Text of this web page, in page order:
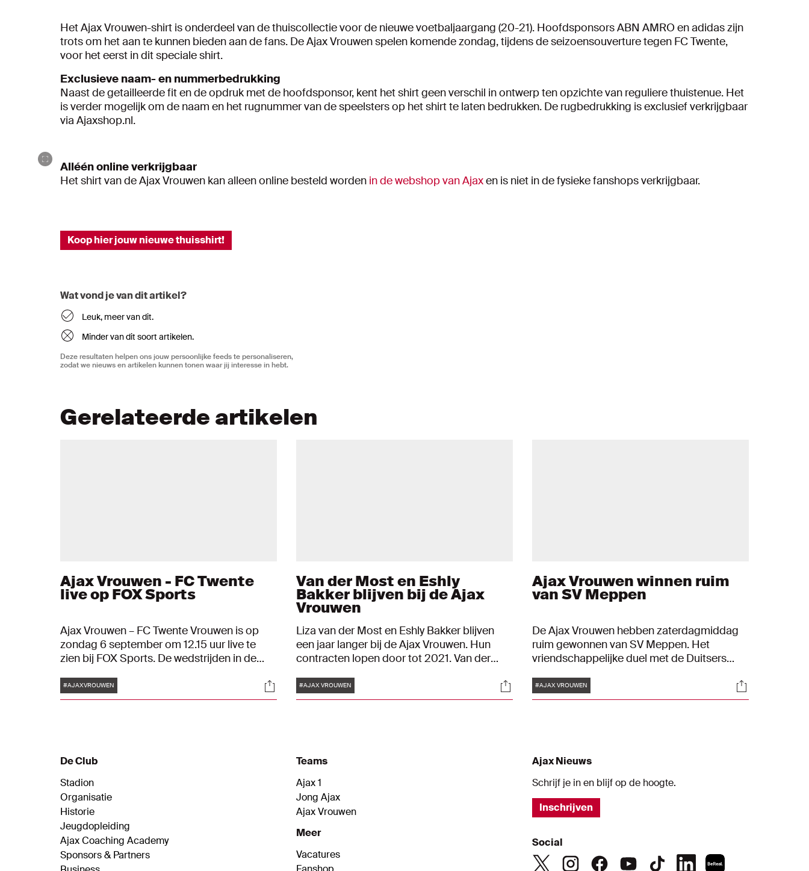
Het Ajax Vrouwen-shirt is onderdeel van de thuiscollectie voor de nieuwe voetbaljaargang (20-21). Hoofdsponsors ABN AMRO en adidas zijn
trots om het aan te kunnen bieden aan de fans. De Ajax Vrouwen spelen komende zondag, tijdens de seizoensouverture tegen FC Twente,
voor het eerst in dit speciale shirt.
Exclusieve naam- en nummerbedrukking
Naast de getailleerde fit en de opdruk met de hoofdsponsor, kent het shirt geen verschil in ontwerp ten opzichte van reguliere thuistenue. Het
is verder mogelijk om de naam en het rugnummer van de speelsters op het shirt te laten bedrukken. De rugbedrukking is exclusief verkrijgbaar
via Ajaxshop.nl.
Alléén online verkrijgbaar
Het shirt van de Ajax Vrouwen kan alleen online besteld worden in de webshop van Ajaxen is niet in de fysieke fanshops verkrijgbaar.
Koop hier jouw nieuwe thuisshirt!
Wat vond je van dit artikel?
Leuk, meer van dit.
Minder van dit soort artikelen.
Deze resultaten helpen ons jouw persoonlijke feeds te personaliseren,
zodat we nieuws en artikelen kunnen tonen waar jij interesse in hebt.
Gerelateerde artikelen
Ajax Vrouwen - FC Twente
live op FOX Sports
Ajax Vrouwen – FC Twente Vrouwen is op
zondag 6 september om 12.15 uur live te
zien bij FOX Sports. De wedstrijden in de
seizoenen exclusief te volgen bij de
betaalzender en de NOS. Het is voor het
de NOS.
Tags
#AJAXVROUWEN Socials
Van der Most en Eshly
Bakker blijven bij de Ajax
Vrouwen
Liza van der Most en Eshly Bakker blijven
een jaar langer bij de Ajax Vrouwen. Hun
contracten lopen door tot 2021. Van der
genoemd. De 26-jarige verdediger heeft de
meeste wedstrijden voor de Ajax Vrouwen
Tags
#AJAX VROUWEN Socials
Ajax Vrouwen winnen ruim
van SV Meppen
De Ajax Vrouwen hebben zaterdagmiddag
ruim gewonnen van SV Meppen. Het
vriendschappelijke duel met de Duitsers
Tags
#AJAX VROUWEN Socials
De Club
Stadion
Organisatie
Historie
Jeugdopleiding
Ajax Coaching Academy
Sponsors & Partners
Teams
Ajax 1
Jong Ajax
Ajax Vrouwen
Meer
Vacatures
Ajax Nieuws
Schrijf je in en blijf op de hoogte.
Inschrijven
Social